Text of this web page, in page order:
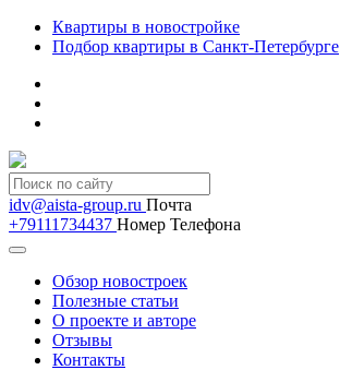
Квартиры в новостройке
Подбор квартиры в Санкт-Петербурге
idv@aista-group.ru Почта
+79111734437 Номер Телефона
Обзор новостроек
Полезные статьи
О проекте и авторе
Отзывы
Контакты